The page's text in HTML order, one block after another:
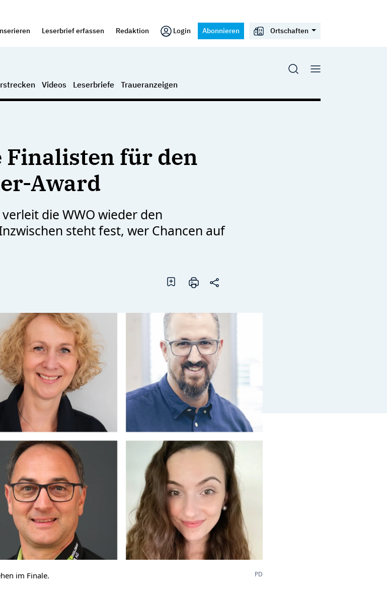
Leserbrief erfassen Redaktion Login Abonnieren Ortschaften
Videos Leserbriefe Traueranzeigen
Finalisten für den
Award
die WWO wieder den
steht fest, wer Chancen auf
im Finale. PD